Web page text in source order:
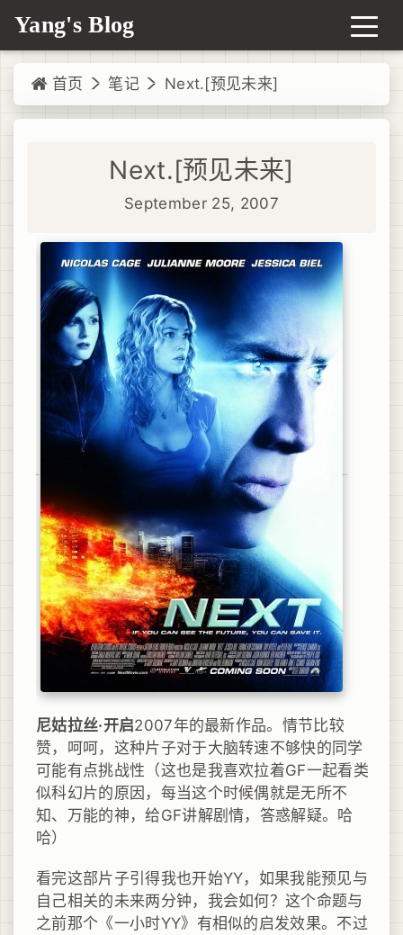
Yang's Blog
首页 笔记 Next.[预见未来]
Next.[预见未来]
September 25, 2007
尼姑拉丝·开启2007年的最新作品。情节比较
赞，呵呵，这种片子对于大脑转速不够快的同学
可能有点挑战性（这也是我喜欢拉着GF一起看类
似科幻片的原因，每当这个时候偶就是无所不
知、万能的神，给GF讲解剧情，答惑解疑。哈
哈）
看完这部片子引得我也开始YY，如果我能预见与
自己相关的未来两分钟，我会如何？这个命题与
之前那个《一小时YY》有相似的启发效果。不过